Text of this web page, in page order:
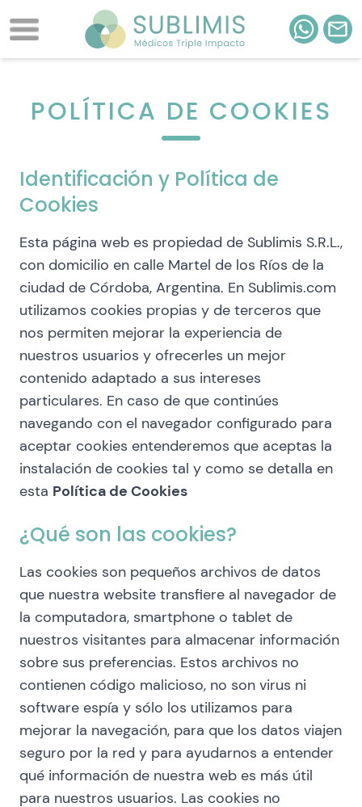
POLÍTICA DE COOKIES
Identificación y Política de
Cookies
Esta página web es propiedad de Sublimis S.R.L.,
con domicilio en calle Martel de los Ríos de la
ciudad de Córdoba, Argentina. En Sublimis.com
utilizamos cookies propias y de terceros que
nos permiten mejorar la experiencia de
nuestros usuarios y ofrecerles un mejor
contenido adaptado a sus intereses
particulares. En caso de que continúes
navegando con el navegador configurado para
aceptar cookies entenderemos que aceptas la
instalación de cookies tal y como se detalla en
esta Política de Cookies
¿Qué son las cookies?
Las cookies son pequeños archivos de datos
que nuestra website transfiere al navegador de
la computadora, smartphone o tablet de
nuestros visitantes para almacenar información
sobre sus preferencias. Estos archivos no
contienen código malicioso, no son virus ni
software espía y sólo los utilizamos para
mejorar la navegación, para que los datos viajen
seguro por la red y para ayudarnos a entender
qué información de nuestra web es más útil
para nuestros usuarios. Las cookies no